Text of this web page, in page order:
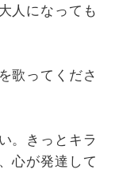
人になっても
歌ってくださ
。きっとキラ
心が発達して